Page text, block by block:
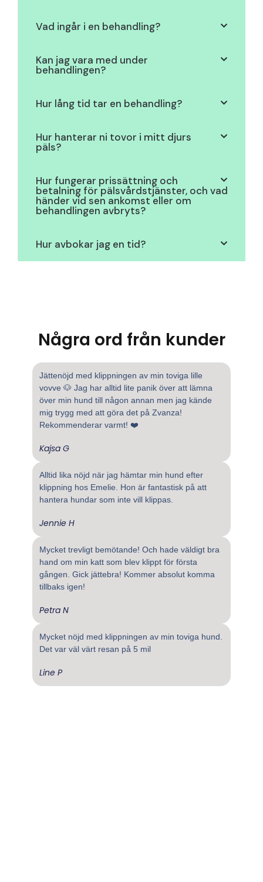
Vad ingår i en behandling?
Kan jag vara med under
behandlingen?
Hur lång tid tar en behandling?
Hur hanterar ni tovor i mitt djurs
päls?
Hur fungerar prissättning och
betalning för pälsvårdstjänster, och vad
händer vid sen ankomst eller om
behandlingen avbryts?
Hur avbokar jag en tid?
Några ord från kunder
Jättenöjd med klippningen av min toviga lille
vovve 🐶 Jag har alltid lite panik över att lämna
över min hund till någon annan men jag kände
mig trygg med att göra det på Zvanza!
Rekommenderar varmt! ❤️
Kajsa G
Alltid lika nöjd när jag hämtar min hund efter
klippning hos Emelie. Hon är fantastisk på att
hantera hundar som inte vill klippas.
Jennie H
Mycket trevligt bemötande! Och hade väldigt bra
hand om min katt som blev klippt för första
gången. Gick jättebra! Kommer absolut komma
tillbaks igen!
Petra N
Mycket nöjd med klippningen av min toviga hund.
Det var väl värt resan på 5 mil
Line P